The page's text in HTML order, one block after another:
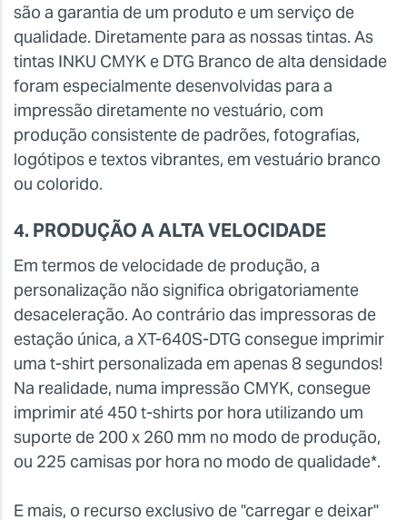
são a garantia de um produto e um serviço de
qualidade. Diretamente para as nossas tintas. As
tintas INKU CMYK e DTG Branco de alta densidade
foram especialmente desenvolvidas para a
impressão diretamente no vestuário, com
produção consistente de padrões, fotografias,
logótipos e textos vibrantes, em vestuário branco
ou colorido.
4. PRODUÇÃO A ALTA VELOCIDADE
Em termos de velocidade de produção, a
personalização não significa obrigatoriamente
desaceleração. Ao contrário das impressoras de
estação única, a XT-640S-DTG consegue imprimir
uma t-shirt personalizada em apenas 8 segundos!
Na realidade, numa impressão CMYK, consegue
imprimir até 450 t-shirts por hora utilizando um
suporte de 200 x 260 mm no modo de produção,
ou 225 camisas por hora no modo de qualidade*.
E mais, o recurso exclusivo de "carregar e deixar"